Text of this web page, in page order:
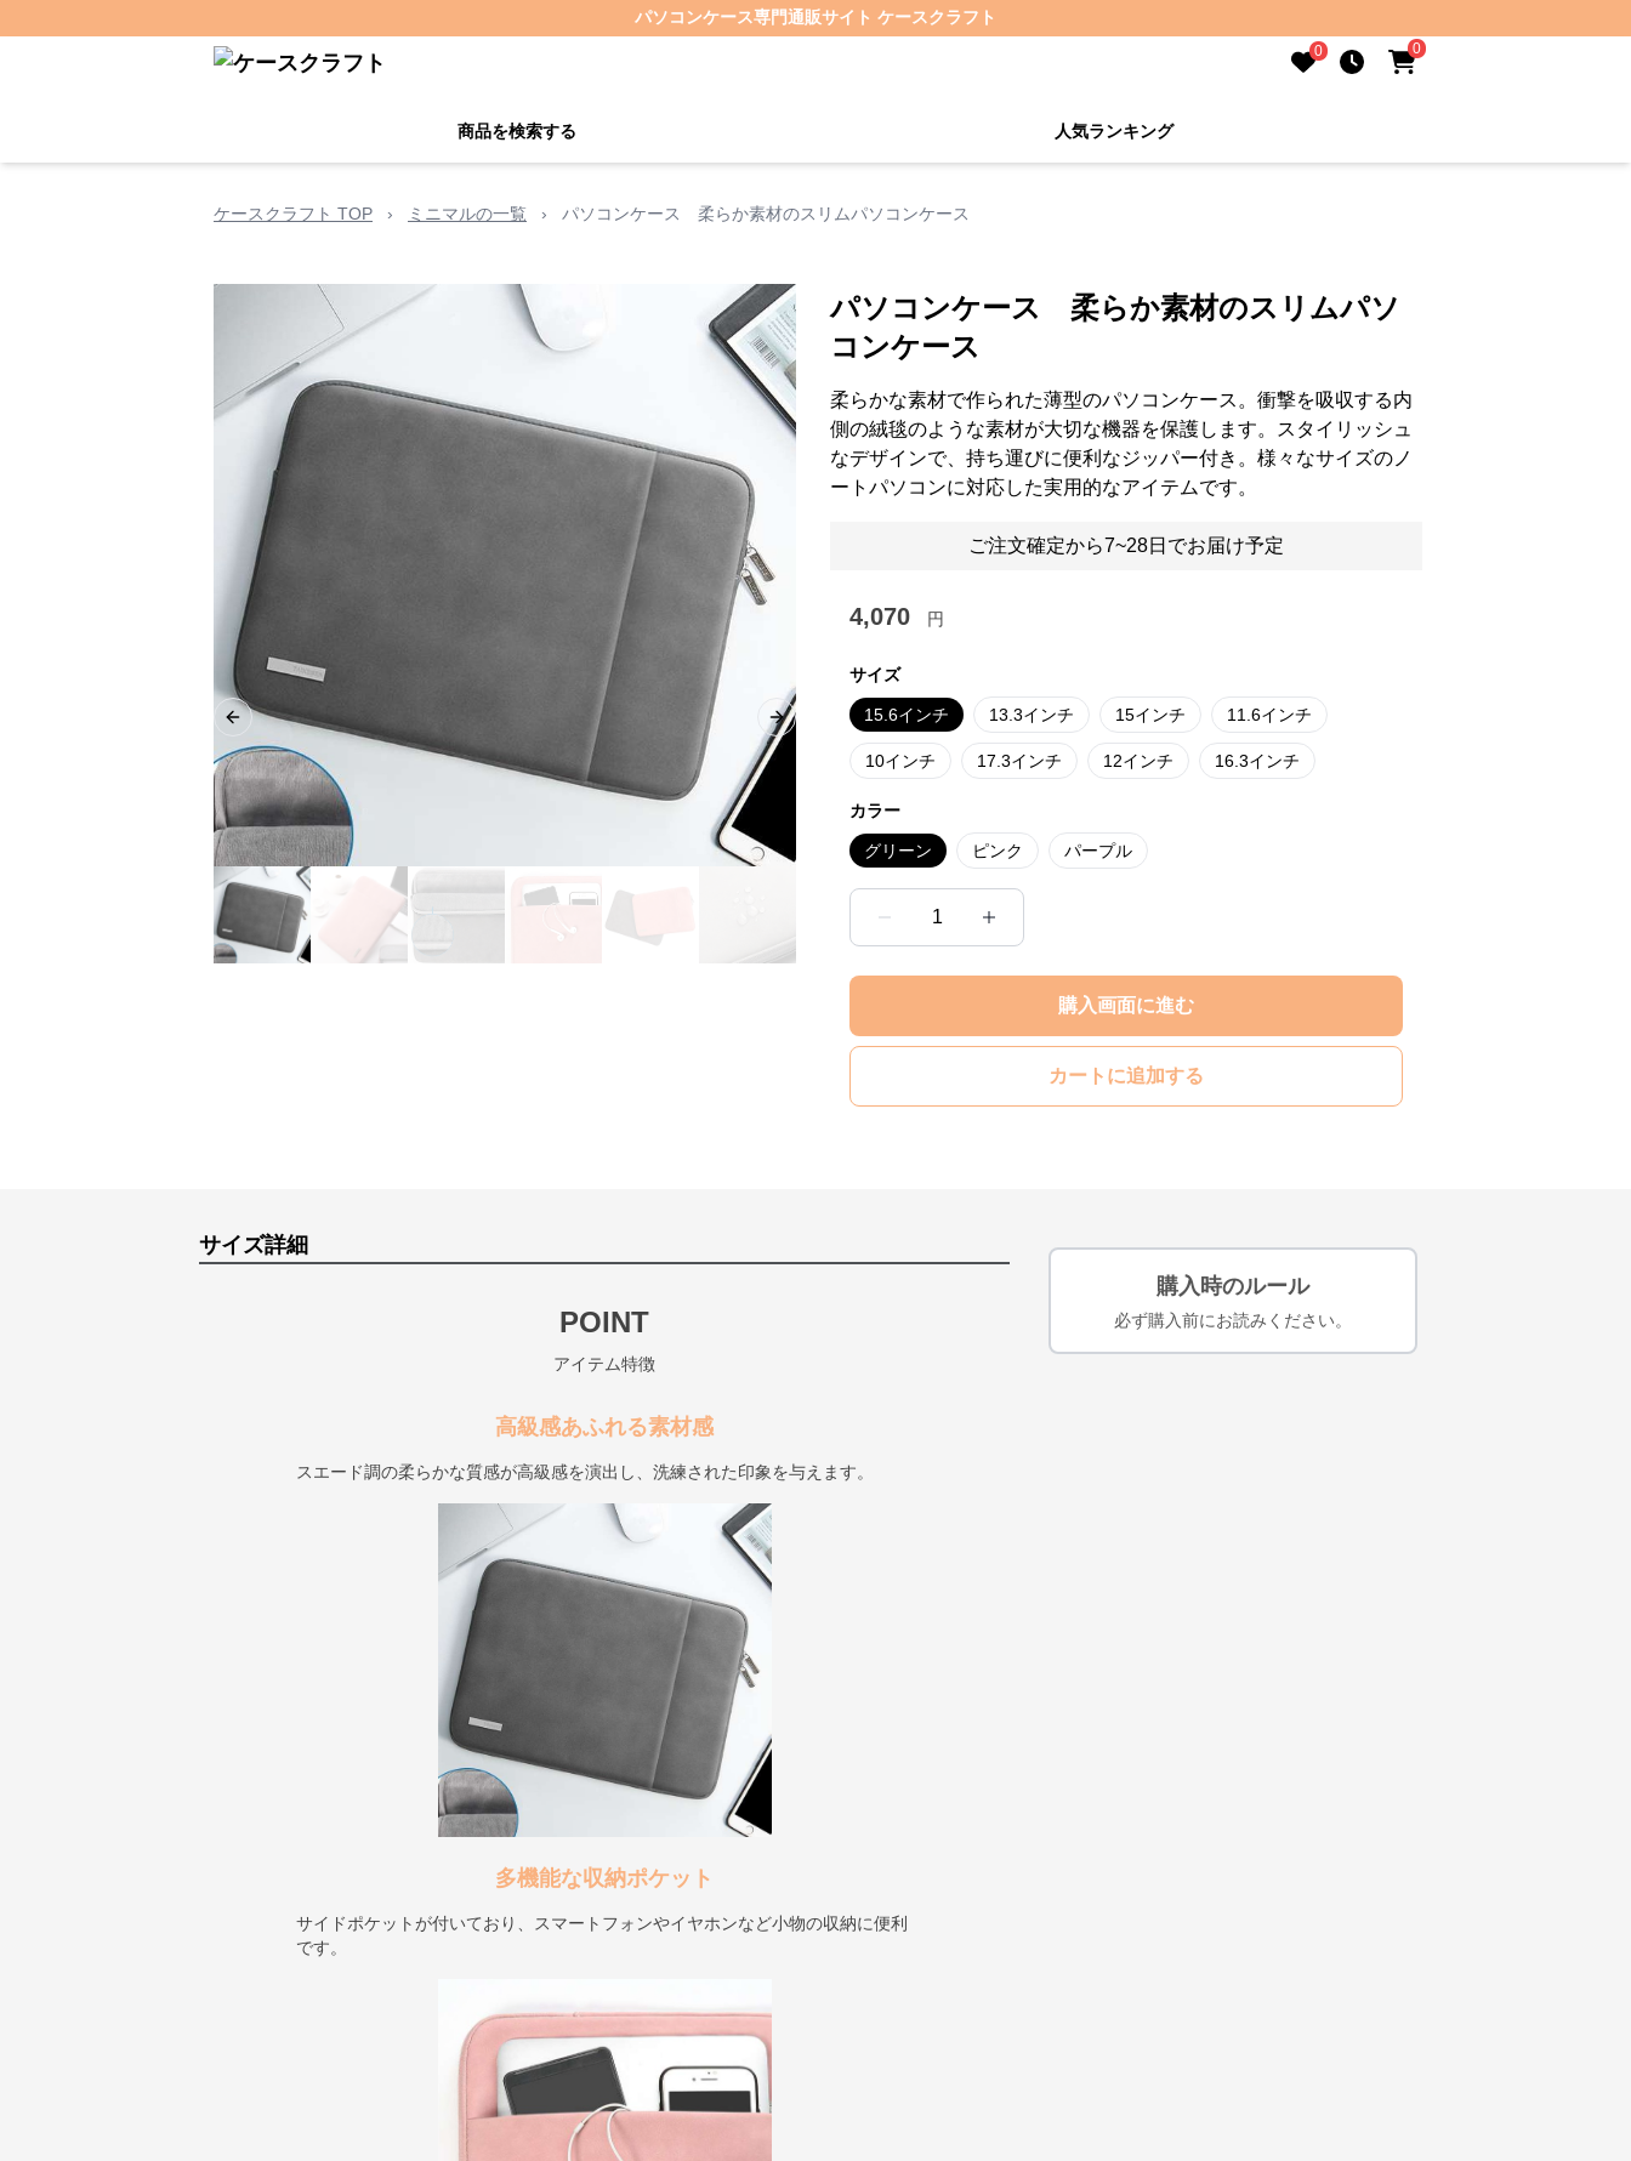
パソコンケース専門通販サイト ケースクラフト
0 0
商品を検索する 人気ランキング
ケースクラフト TOP › ミニマルの一覧 › パソコンケース 柔らか素材のスリムパソコンケース
Previous slide Next slide
パソコンケース 柔らか素材のスリムパソ
コンケース
柔らかな素材で作られた薄型のパソコンケース。衝撃を吸収する内
側の絨毯のような素材が大切な機器を保護します。スタイリッシュ
なデザインで、持ち運びに便利なジッパー付き。様々なサイズのノ
ートパソコンに対応した実用的なアイテムです。
ご注文確定から7~28日でお届け予定
4,070 円
サイズ
15.6インチ 13.3インチ 15インチ 11.6インチ
10インチ 17.3インチ 12インチ 16.3インチ
カラー
グリーン ピンク パープル
1
購入画面に進む
カートに追加する
サイズ詳細
POINT
アイテム特徴
高級感あふれる素材感
スエード調の柔らかな質感が高級感を演出し、洗練された印象を与えます。
多機能な収納ポケット
サイドポケットが付いており、スマートフォンやイヤホンなど小物の収納に便利
です。
購入時のルール
必ず購入前にお読みください。